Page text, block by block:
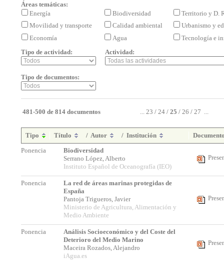
Áreas temáticas:
Energía
Biodiversidad
Territorio y D.
Movilidad y transporte
Calidad ambiental
Urbanismo y
Economía
Agua
Tecnología e
Tipo de actividad:
Actividad:
Tipo de documentos:
481-500 de 814 documentos ... 23 / 24 / 25 / 26 / 27 ...
Tipo Título / Autor / Institución
Ponencia
Biodiversidad
Serrano López, Alberto
Instituto Español de Oceanografía (IEO)
Ponencia
La red de áreas marinas protegidas de
España
Pantoja Trigueros, Javier
Ministerio de Agricultura, Alimentación y
Medio Ambiente
Ponencia
Análisis Socioeconómico y del Coste del
Deterioro del Medio Marino
Maceira Rozados, Alejandro
iAgua.es